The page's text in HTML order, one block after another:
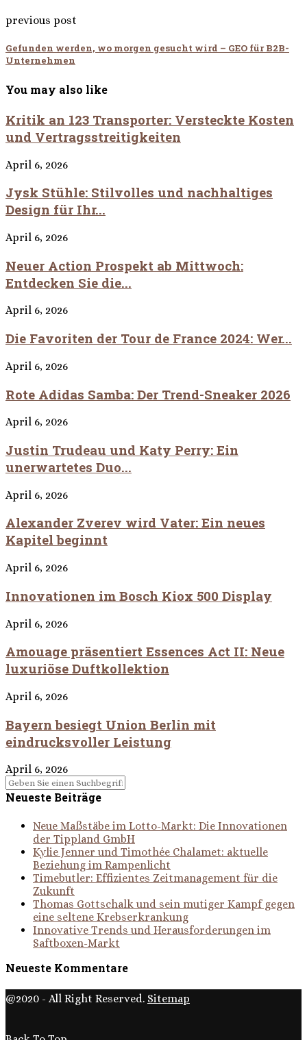
previous post
Gefunden werden, wo morgen gesucht wird – GEO für B2B-
Unternehmen
You may also like
Kritik an 123 Transporter: Versteckte Kosten
und Vertragsstreitigkeiten
April 6, 2026
Jysk Stühle: Stilvolles und nachhaltiges
Design für Ihr...
April 6, 2026
Neuer Action Prospekt ab Mittwoch:
Entdecken Sie die...
April 6, 2026
Die Favoriten der Tour de France 2024: Wer...
April 6, 2026
Rote Adidas Samba: Der Trend-Sneaker 2026
April 6, 2026
Justin Trudeau und Katy Perry: Ein
unerwartetes Duo...
April 6, 2026
Alexander Zverev wird Vater: Ein neues
Kapitel beginnt
April 6, 2026
Innovationen im Bosch Kiox 500 Display
April 6, 2026
Amouage präsentiert Essences Act II: Neue
luxuriöse Duftkollektion
April 6, 2026
Bayern besiegt Union Berlin mit
eindrucksvoller Leistung
April 6, 2026
Neueste Beiträge
Neue Maßstäbe im Lotto-Markt: Die Innovationen
der Tippland GmbH
Kylie Jenner und Timothée Chalamet: aktuelle
Beziehung im Rampenlicht
Timebutler: Effizientes Zeitmanagement für die
Zukunft
Thomas Gottschalk und sein mutiger Kampf gegen
eine seltene Krebserkrankung
Innovative Trends und Herausforderungen im
Saftboxen-Markt
Neueste Kommentare
@2020 - All Right Reserved. Sitemap